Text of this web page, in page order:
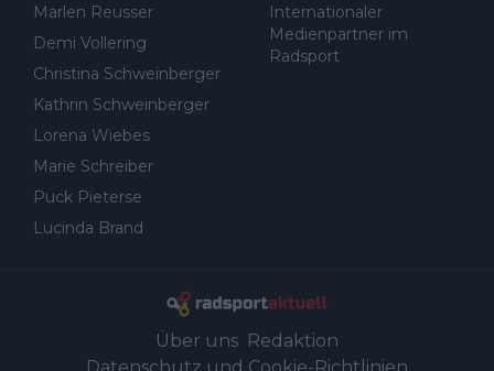
Marlen Reusser
Demi Vollering
Christina Schweinberger
Kathrin Schweinberger
Lorena Wiebes
Marie Schreiber
Puck Pieterse
Lucinda Brand
Internationaler
Medienpartner im
Radsport
Über uns Redaktion
Datenschutz und Cookie-Richtlinien